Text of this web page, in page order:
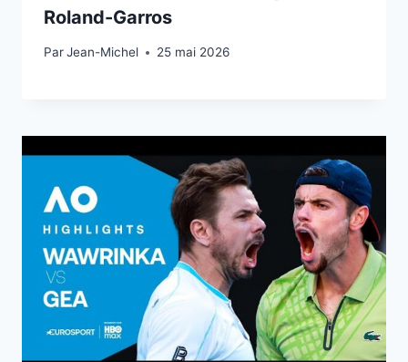
Roland-Garros
ParJean-Michel
25 mai 2026 25 mai 2026